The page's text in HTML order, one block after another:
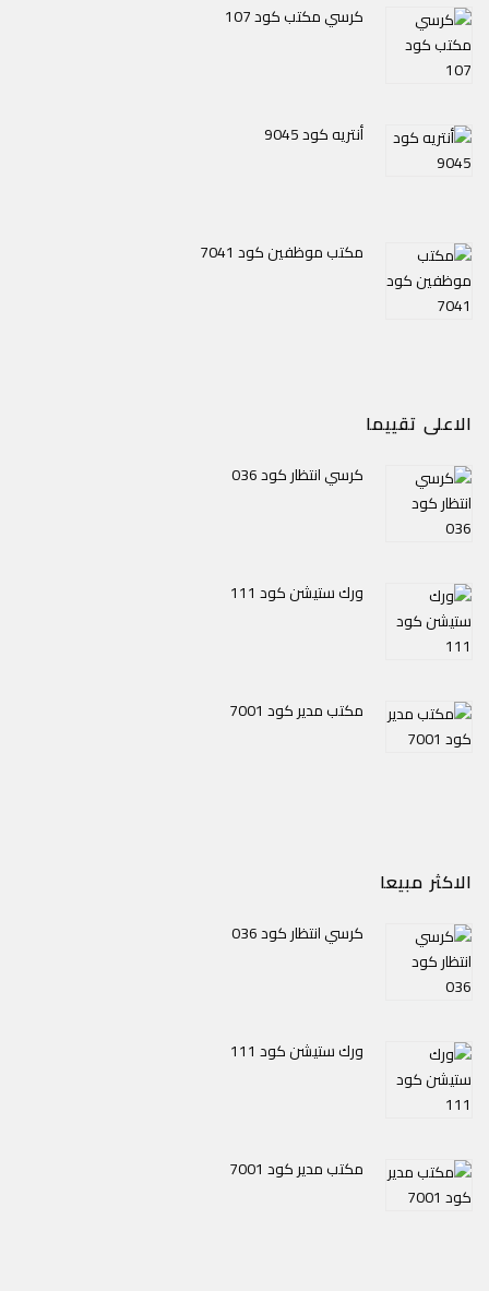
كرسي مكتب كود 107
أنتريه كود 9045
مكتب موظفين كود 7041
الاعلى تقييما
كرسي انتظار كود 036
ورك ستيشن كود 111
مكتب مدير كود 7001
الاكثر مبيعا
كرسي انتظار كود 036
ورك ستيشن كود 111
مكتب مدير كود 7001